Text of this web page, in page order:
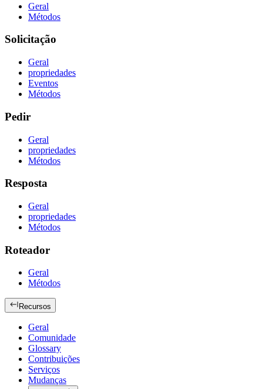
Geral
Métodos
Solicitação
Geral
propriedades
Eventos
Métodos
Pedir
Geral
propriedades
Métodos
Resposta
Geral
propriedades
Métodos
Roteador
Geral
Métodos
Recursos
Geral
Comunidade
Glossary
Contribuições
Serviços
Mudanças